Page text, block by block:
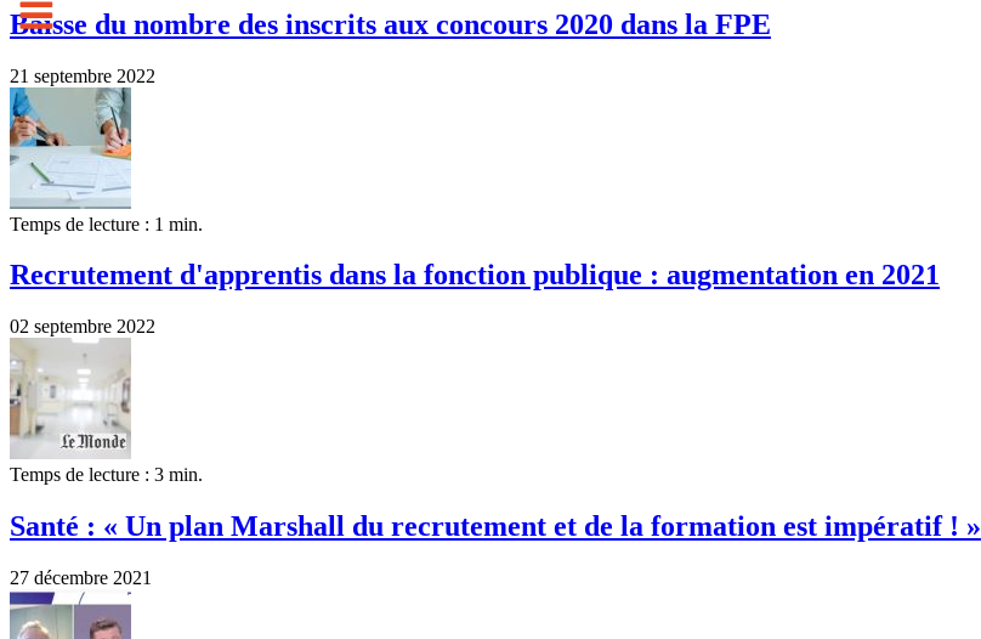
Baisse du nombre des inscrits aux concours 2020 dans la FPE
21 septembre 2022
Temps de lecture : 1 min.
Recrutement d'apprentis dans la fonction publique : augmentation en 2021
02 septembre 2022
Temps de lecture : 3 min.
Santé : « Un plan Marshall du recrutement et de la formation est impératif ! »
27 décembre 2021